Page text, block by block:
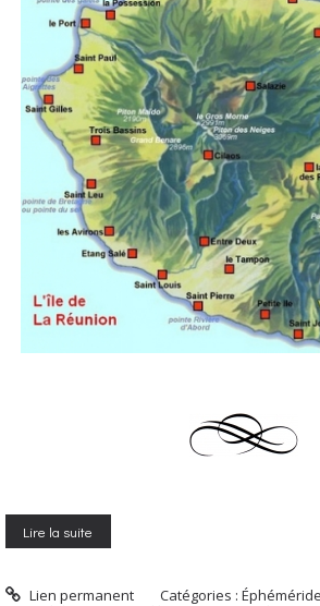
Lire la suite
Lien permanent Catégories :